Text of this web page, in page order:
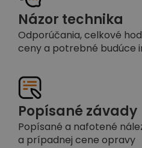
Názor technika
Odporúčania, celkové
ceny a potrebné budúce
Popísané závady
Popísané a nafotené
a prípadnej cene opravy